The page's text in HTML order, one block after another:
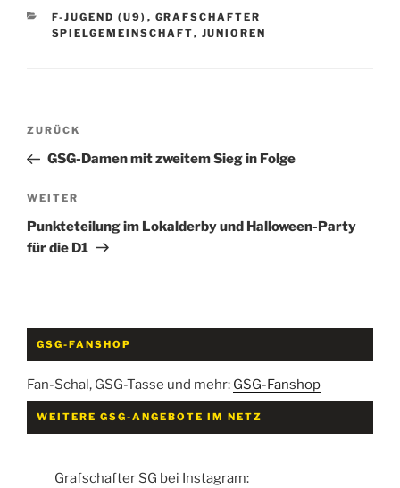
KATEGORIEN
F-JUGEND (U9) , GRAFSCHAFTER
SPIELGEMEINSCHAFT, JUNIOREN
Beitragsnavigation
Vorheriger
Beitrag
ZURÜCK
GSG-Damen mit zweitem Sieg in Folge
Nächster
Beitrag
WEITER
Punkteteilung im Lokalderby und Halloween-Party
für die D1
GSG-FANSHOP
Fan-Schal, GSG-Tasse und mehr: GSG-Fanshop
WEITERE GSG-ANGEBOTE IM NETZ
Grafschafter SG bei Instagram: